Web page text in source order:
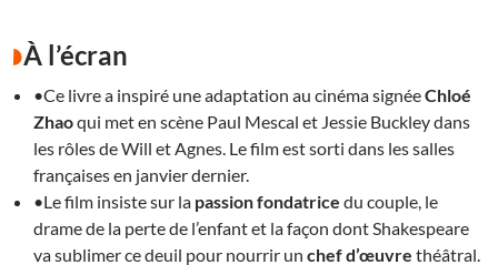
À l’écran
•Ce livre a inspiré une adaptation au cinéma signéeChloé
Zhaoqui met en scène Paul Mescal et Jessie Buckley dans
les rôles de Will et Agnes. Le film est sorti dans les salles
françaises en janvier dernier.
•Le film insiste sur la passion fondatrice du couple, le
drame de la perte de l’enfant et la façon dont Shakespeare
va sublimer ce deuil pour nourrir un chef d’œuvre théâtral.